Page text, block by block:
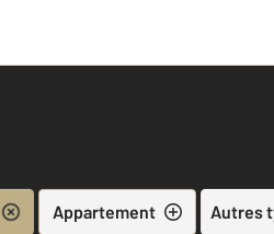
Appartement Autres